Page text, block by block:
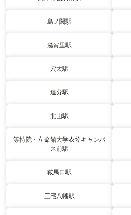
島ノ関駅
滋賀里駅
穴太駅
追分駅
北山駅
等持院・立命館大学衣笠キャンパ
ス前駅
鞍馬口駅
三宅八幡駅